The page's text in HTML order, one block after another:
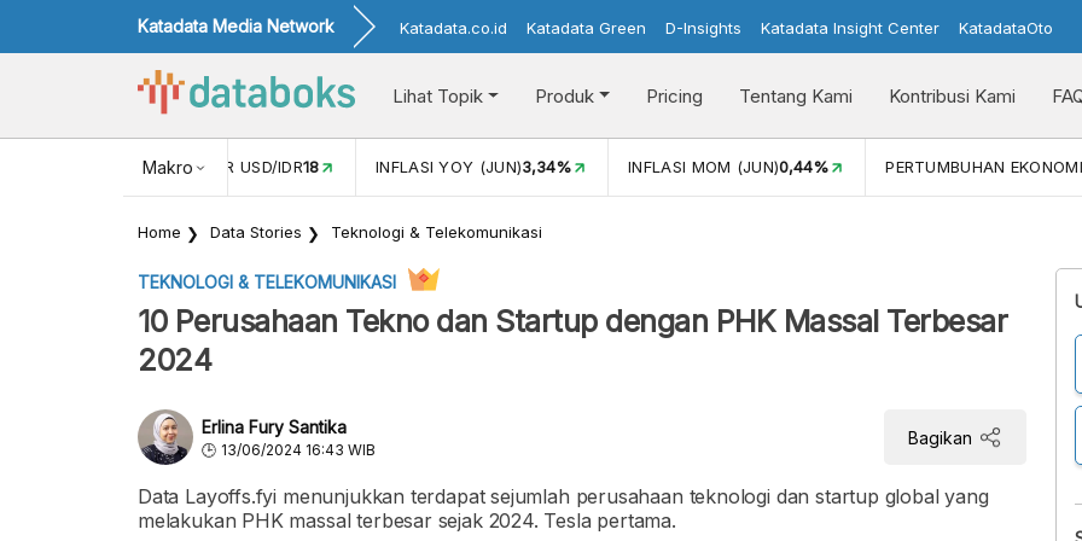
Katadata Media Network Katadata.co.id Katadata Green D-Insights Katadata Insight Center KatadataOto
Lihat Topik Produk Pricing Tentang Kami Kontribusi Kami
Makro
NILAI TUKAR USD/IDR18 INFLASI YOY (JUN)3,34% INFLASI MOM (JUN)0,44% PERTUMBUHAN EKONOMI
Home Data Stories Teknologi & Telekomunikasi
TEKNOLOGI & TELEKOMUNIKASI
10 Perusahaan Tekno dan Startup dengan PHK Massal Terbesar
2024
Erlina Fury Santika
13/06/2024 16:43 WIB
Bagikan
Data Layoffs.fyi menunjukkan terdapat sejumlah perusahaan teknologi dan startup global yang
melakukan PHK massal terbesar sejak 2024. Tesla pertama.